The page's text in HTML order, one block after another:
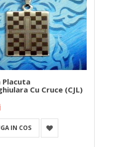
Placuta
Cu Cruce (CJL)
IN COS